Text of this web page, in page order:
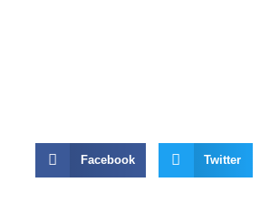
Facebook Twitter